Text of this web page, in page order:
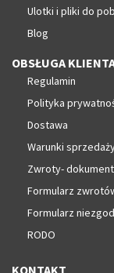
Ulotki i pliki do
Blog
OBSŁUGA
Regulamin
Polityka
Dostawa
Warunki
Zwroty-
Formularz
Formularz
RODO